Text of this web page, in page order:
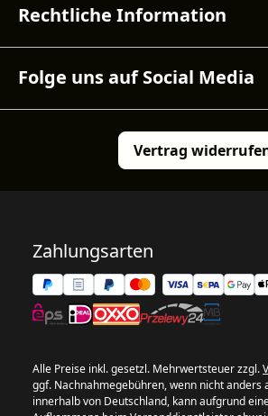
Rechtliche Information
Folge uns auf Social Media
Vertrag
Zahlungsarten
Alle Preise inkl. gesetzl. Mehrwertsteuer zzgl.
ggf. Nachnahmegebühren, wenn nicht anders
innerhalb von Deutschland, kann aufgrund